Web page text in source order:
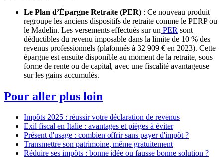
Le Plan d’Épargne Retraite (PER) : Ce nouveau produit
regroupe les anciens dispositifs de retraite comme le PERP ou
le Madelin. Les versements effectués sur un PER sont
déductibles du revenu imposable dans la limite de 10 % des
revenus professionnels (plafonnés à 32 909 € en 2023). Cette
épargne est ensuite disponible au moment de la retraite, sous
forme de rente ou de capital, avec une fiscalité avantageuse
sur les gains accumulés.
Pour aller plus loin
Impôts 2025 : réussir votre déclaration de revenus
Exil fiscal en Italie : avantages et pièges à éviter
Présent d'usage : combien offrir sans payer d'impôt ?
Transmettre son patrimoine, même gratuitement
Réduire ses impôts : bonne idée ou fausse bonne solution ?